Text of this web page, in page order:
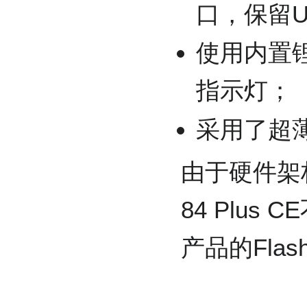
口，保留
使用内置
指示灯；
采用了超
由于硬件
84 Plus
产品的